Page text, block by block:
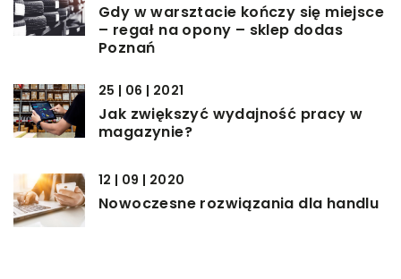
Gdy w warsztacie kończy się miejsce
– regał na opony – sklep dodas
Poznań
25 | 06 | 2021
Jak zwiększyć wydajność pracy w
magazynie?
12 | 09 | 2020
Nowoczesne rozwiązania dla handlu